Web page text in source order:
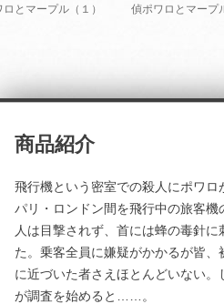
とマープル（１）
偵ポワロとマープ
商品紹介
飛行機という密室での殺人にポワロ
パリ・ロンドン間を飛行中の旅客
人は目撃されず、首には蜂の毒針
た。乗客全員に嫌疑がかかるが皆
に近づいた者さえほとんどいない
が調査を始めると……。